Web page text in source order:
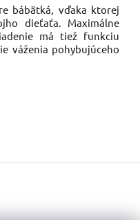
bábätká, vďaka ktorej
dieťaťa. Maximálne
má tiež funkciu
váženia pohybujúceho